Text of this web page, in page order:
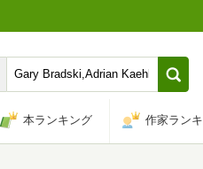
本ランキング 作家ラン